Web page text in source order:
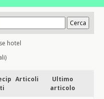
hotel
Articoli
Ultimo
articolo